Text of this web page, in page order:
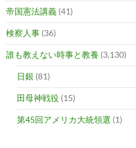
帝国憲法講義 (41)
検察人事 (36)
誰も教えない時事と教養 (3,130)
日銀 (81)
田母神戦役 (15)
第45回アメリカ大統領選 (1)